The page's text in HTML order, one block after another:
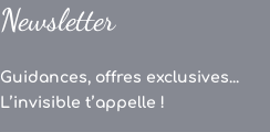
Newsletter
Guidances, offres exclusives...
L’invisible t’appelle !